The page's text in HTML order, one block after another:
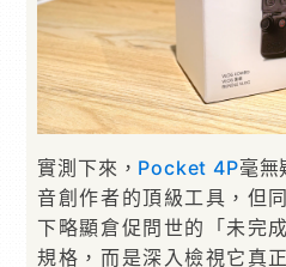
實測下來， Pocket 4P毫
音創作者的頂級工具，但
下略顯倉促問世的「未完
規格，而是深入檢視它真